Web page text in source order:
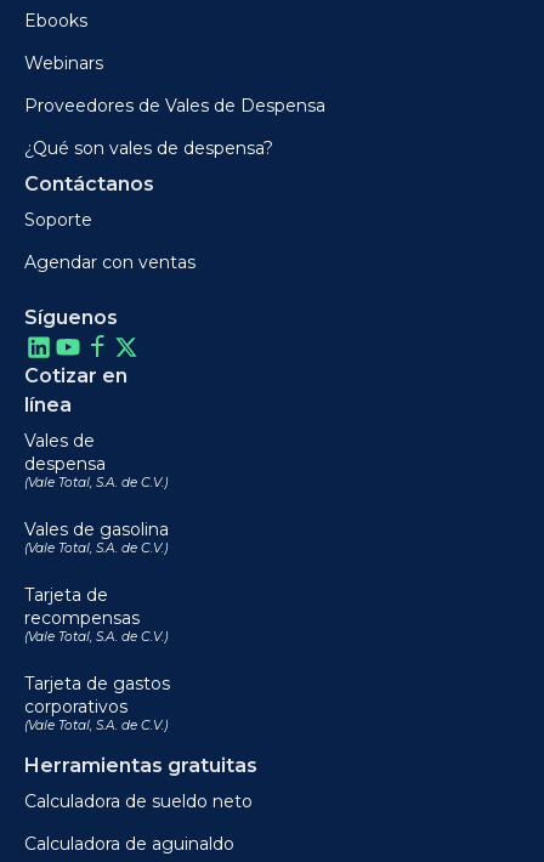
Ebooks
Webinars
Proveedores de Vales de Despensa
¿Qué son vales de despensa?
Contáctanos
Soporte
Agendar con ventas
Síguenos
Cotizar en
línea
Vales de
despensa
(Vale Total, S.A. de C.V.)
Vales de gasolina
(Vale Total, S.A. de C.V.)
Tarjeta de
recompensas
(Vale Total, S.A. de C.V.)
Tarjeta de gastos
corporativos
(Vale Total, S.A. de C.V.)
Herramientas gratuitas
Calculadora de sueldo neto
Calculadora de aguinaldo